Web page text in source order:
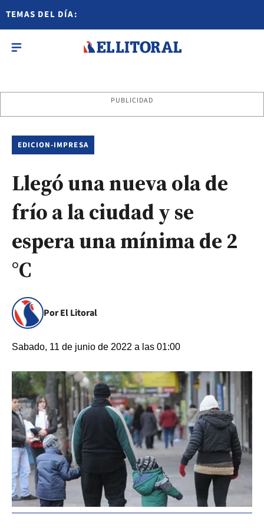
TEMAS DEL DÍA:
PUBLICIDAD
EDICION-IMPRESA
Llegó una nueva ola de
frío a la ciudad y se
espera una mínima de 2
°C
Por El Litoral
Sabado, 11 de junio de 2022 a las 01:00